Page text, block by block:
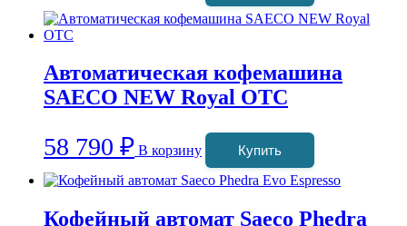
Автоматическая кофемашина
SAECO NEW Royal OTC
58 790 ₽ В корзину Купить
Кофейный автомат Saeco Phedra